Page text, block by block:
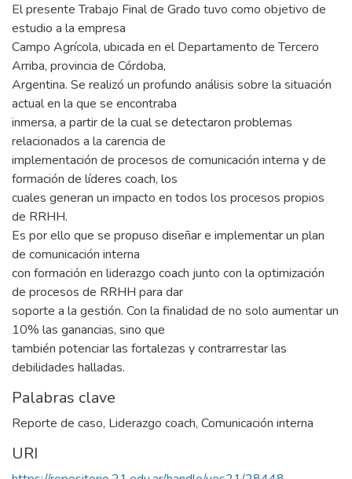
El presente Trabajo Final de Grado tuvo como objetivo de
estudio a la empresa
Campo Agrícola, ubicada en el Departamento de Tercero
Arriba, provincia de Córdoba,
Argentina. Se realizó un profundo análisis sobre la situación
actual en la que se encontraba
inmersa, a partir de la cual se detectaron problemas
relacionados a la carencia de
implementación de procesos de comunicación interna y de
formación de líderes coach, los
cuales generan un impacto en todos los procesos propios
de RRHH.
Es por ello que se propuso diseñar e implementar un plan
de comunicación interna
con formación en liderazgo coach junto con la optimización
de procesos de RRHH para dar
soporte a la gestión. Con la finalidad de no solo aumentar un
10% las ganancias, sino que
también potenciar las fortalezas y contrarrestar las
debilidades halladas.
Palabras clave
Reporte de caso, Liderazgo coach, Comunicación interna
URI